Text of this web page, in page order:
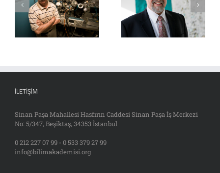
İLETIŞIM
Sinan Paşa Mahallesi Hasfırın Caddesi Sinan Paşa İş Merkezi
No: 5/347, Beşiktaş, 34353 İstanbul
0 212 227 07 99 - 0 533 379 27 99
info@bilimakademisi.org